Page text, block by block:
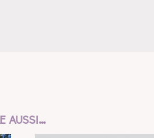
aussi…